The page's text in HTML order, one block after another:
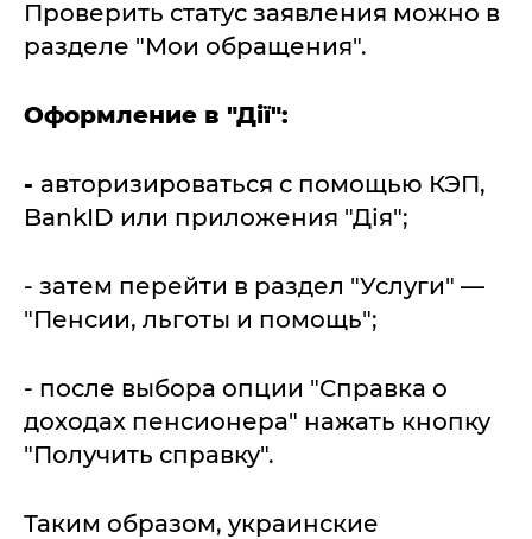
Проверить статус заявления можно в
разделе "Мои обращения".
Оформление в "Дії":
- авторизироваться с помощью КЭП,
BankID или приложения "Дія";
- затем перейти в раздел "Услуги" —
"Пенсии, льготы и помощь";
- после выбора опции "Справка о
доходах пенсионера" нажать кнопку
"Получить справку".
Таким образом, украинские